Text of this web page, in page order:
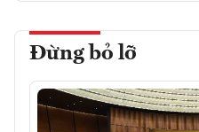
Đừng bỏ lỡ